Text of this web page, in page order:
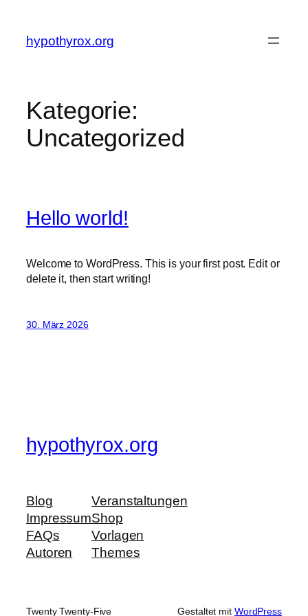
springen
hypothyrox.org
Kategorie:
Uncategorized
Hello world!
Welcome to WordPress. This is your first post. Edit or
delete it, then start writing!
30. März 2026
hypothyrox.org
Blog
Impressum
FAQs
Autoren
Veranstaltungen
Shop
Vorlagen
Themes
Twenty Twenty-Five Gestaltet mit WordPress